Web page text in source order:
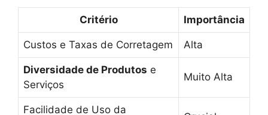
Critério Importância
Custos e Taxas de Corretagem Alta
Diversidade de Produtos e
Serviços
Muito Alta
Facilidade de Uso da